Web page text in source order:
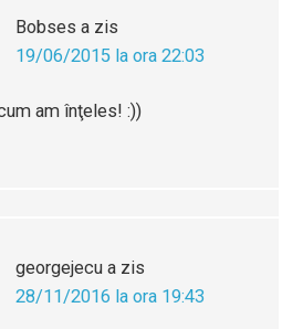
Bobses a zis
19/06/2015 la ora 22:03
am înţeles! :))
georgejecu a zis
28/11/2016 la ora 19:43